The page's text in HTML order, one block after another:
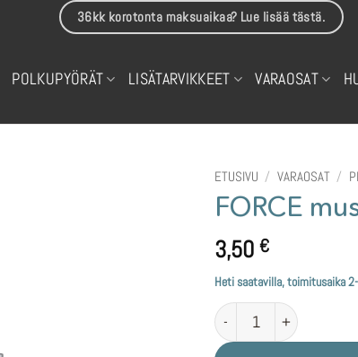
36kk korotonta maksuaikaa? Lue lisää tästä.
POLKUPYÖRÄT LISÄTARVIKKEET VARAOSAT
ETUSIVU / VARAOSAT /
FORCE
3,50 €
Heti saatavilla, toimitusaika
FORCE musta pinna